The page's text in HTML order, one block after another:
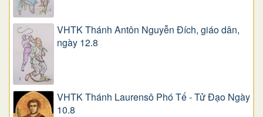
VHTK Thánh Antôn Nguyễn Ðích, giáo dân,
ngày 12.8
VHTK Thánh Laurensô Phó Tế - Tử Đạo Ngày
10.8